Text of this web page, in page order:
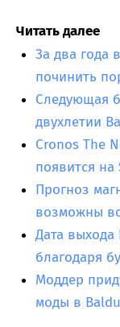
Читать далее
За два года
починить
Следующая
двухлетии
Cronos The
появится на
Прогноз
возможны
Дата выхода
благодаря
Моддер
моды в